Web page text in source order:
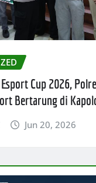
Cup 2026,
Bertarung di
Jun 20, 2026